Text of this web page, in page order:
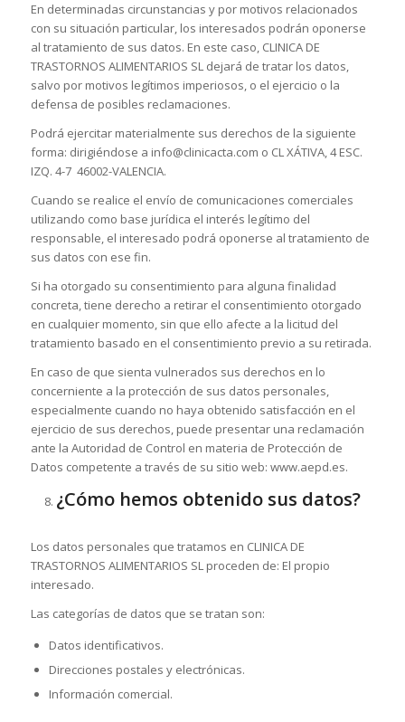
En determinadas circunstancias y por motivos relacionados
con su situación particular, los interesados podrán oponerse
al tratamiento de sus datos. En este caso, CLINICA DE
TRASTORNOS ALIMENTARIOS SL dejará de tratar los datos,
salvo por motivos legítimos imperiosos, o el ejercicio o la
defensa de posibles reclamaciones.
Podrá ejercitar materialmente sus derechos de la siguiente
forma: dirigiéndose a info@clinicacta.com o CL XÁTIVA, 4 ESC.
IZQ. 4-7 46002-VALENCIA.
Cuando se realice el envío de comunicaciones comerciales
utilizando como base jurídica el interés legítimo del
responsable, el interesado podrá oponerse al tratamiento de
sus datos con ese fin.
Si ha otorgado su consentimiento para alguna finalidad
concreta, tiene derecho a retirar el consentimiento otorgado
en cualquier momento, sin que ello afecte a la licitud del
tratamiento basado en el consentimiento previo a su retirada.
En caso de que sienta vulnerados sus derechos en lo
concerniente a la protección de sus datos personales,
especialmente cuando no haya obtenido satisfacción en el
ejercicio de sus derechos, puede presentar una reclamación
ante la Autoridad de Control en materia de Protección de
Datos competente a través de su sitio web: www.aepd.es.
¿Cómo hemos obtenido sus datos?
Los datos personales que tratamos en CLINICA DE
TRASTORNOS ALIMENTARIOS SL proceden de: El propio
interesado.
Las categorías de datos que se tratan son:
Datos identificativos.
Direcciones postales y electrónicas.
Información comercial.